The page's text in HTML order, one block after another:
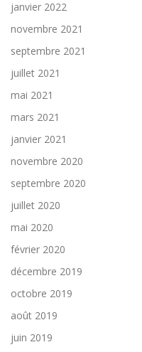
janvier 2022
novembre 2021
septembre 2021
juillet 2021
mai 2021
mars 2021
janvier 2021
novembre 2020
septembre 2020
juillet 2020
mai 2020
février 2020
décembre 2019
octobre 2019
août 2019
juin 2019